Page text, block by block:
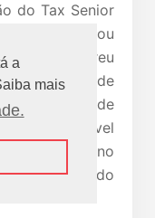
a
mais
do Tax Senior
que contou
decorreu
Cupertino de
o sucesso de
incontornável
segurança no
Saiba tudo